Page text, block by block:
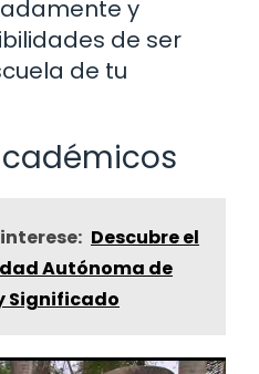
y
de ser
de tu
Descubre el
Autónoma de
Significado